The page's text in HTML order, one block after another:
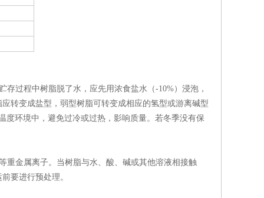
过程中树脂脱了水，应先用浓食盐水（-10%）浸泡，
转变成盐型，弱型树脂可转变成相应的氢型或游离碱型
度环境中，避免过冷或过热，影响质量。若冬季没有保
金属离子。当树脂与水、酸、碱或其他溶液相接触
要进行预处理。